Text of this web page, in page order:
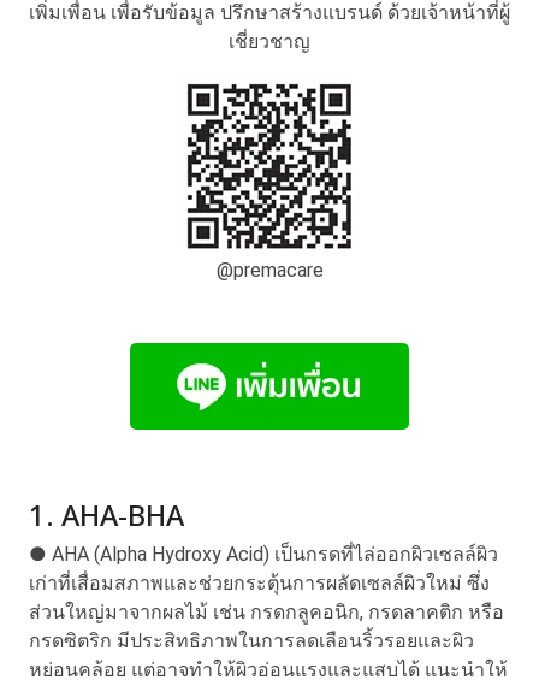
เพิ่มเพื่อน เพื่อรับข้อมูล ปรึกษาสร้างแบรนด์ ด้วยเจ้าหน้าที่ผู้
เชี่ยวชาญ
@premacare
1. AHA-BHA
● AHA (Alpha Hydroxy Acid) เป็นกรดที่ไล่ออกผิวเซลล์ผิว
เก่าที่เสื่อมสภาพและช่วยกระตุ้นการผลัดเซลล์ผิวใหม่ ซึ่ง
ส่วนใหญ่มาจากผลไม้ เช่น กรดกลูคอนิก, กรดลาคติก หรือ
กรดซิตริก มีประสิทธิภาพในการลดเลือนริ้วรอยและผิว
หย่อนคล้อย แต่อาจทำให้ผิวอ่อนแรงและแสบได้ แนะนำให้